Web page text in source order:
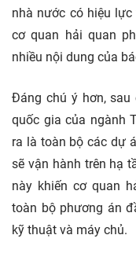
nhà nước có hiệu
cơ quan hải quan
nhiều nội dung của
Đáng chú ý hơn,
quốc gia của ngành
ra là toàn bộ các dự
sẽ vận hành trên hạ
này khiến cơ quan
toàn bộ phương án
kỹ thuật và máy chủ.